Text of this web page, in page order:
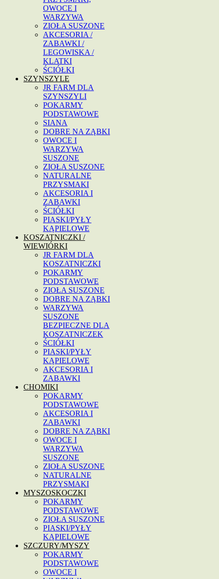
OWOCE I
WARZYWA
ZIOŁA SUSZONE
AKCESORIA /
ZABAWKI /
LEGOWISKA /
KLATKI
ŚCIÓŁKI
SZYNSZYLE
JR FARM DLA
SZYNSZYLI
POKARMY
PODSTAWOWE
SIANA
DOBRE NA ZĄBKI
OWOCE I
WARZYWA
SUSZONE
ZIOŁA SUSZONE
NATURALNE
PRZYSMAKI
AKCESORIA I
ZABAWKI
ŚCIÓŁKI
PIASKI/PYŁY
KĄPIELOWE
KOSZATNICZKI /
WIEWIÓRKI
JR FARM DLA
KOSZATNICZKI
POKARMY
PODSTAWOWE
ZIOŁA SUSZONE
DOBRE NA ZĄBKI
WARZYWA
SUSZONE
BEZPIECZNE DLA
KOSZATNICZEK
ŚCIÓŁKI
PIASKI/PYŁY
KĄPIELOWE
AKCESORIA I
ZABAWKI
CHOMIKI
POKARMY
PODSTAWOWE
AKCESORIA I
ZABAWKI
DOBRE NA ZĄBKI
OWOCE I
WARZYWA
SUSZONE
ZIOŁA SUSZONE
NATURALNE
PRZYSMAKI
MYSZOSKOCZKI
POKARMY
PODSTAWOWE
ZIOŁA SUSZONE
PIASKI/PYŁY
KĄPIELOWE
SZCZURY/MYSZY
POKARMY
PODSTAWOWE
OWOCE I